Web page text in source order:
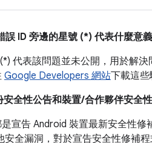
ID 旁邊的星號 (*) 代表什麼意
代表該問題並未公開，用於解
Google Developers 網站下載這些
全性公告和裝置/合作夥伴安全
宣告 Android 裝置最新安全性
全漏洞，對於宣告安全性修補